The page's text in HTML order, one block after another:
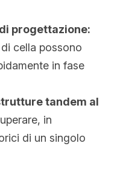
progettazione:
cella possono
in fase
tandem al
in
di un singolo